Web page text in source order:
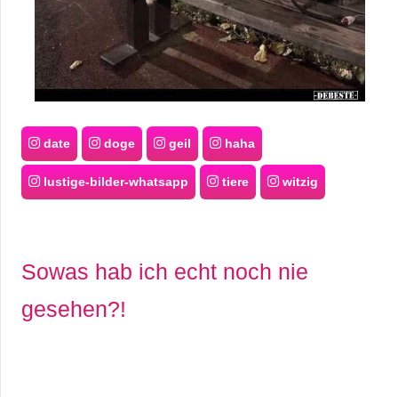
date doge geil haha
lustige-bilder-whatsapp tiere witzig
Sowas hab ich echt noch nie
gesehen?!